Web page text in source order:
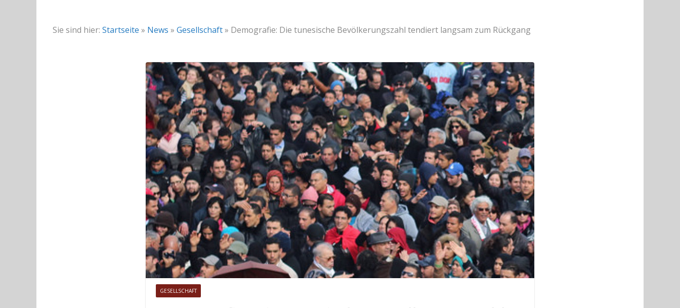
Sie sind hier: Startseite » News » Gesellschaft» Demografie: Die tunesische Bevölkerungszahl tendiert langsam zum Rückgang
GESELLSCHAFT